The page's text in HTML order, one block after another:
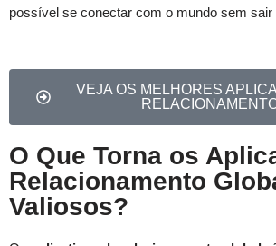
possível se conectar com o mundo sem sair
VEJA OS MELHORES
O Que Torna os
Relacionamento
Valiosos?